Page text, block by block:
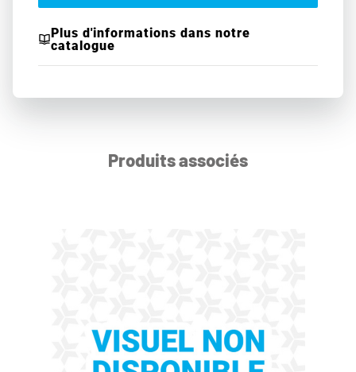
Plus d'informations dans notre
catalogue
Produits associés